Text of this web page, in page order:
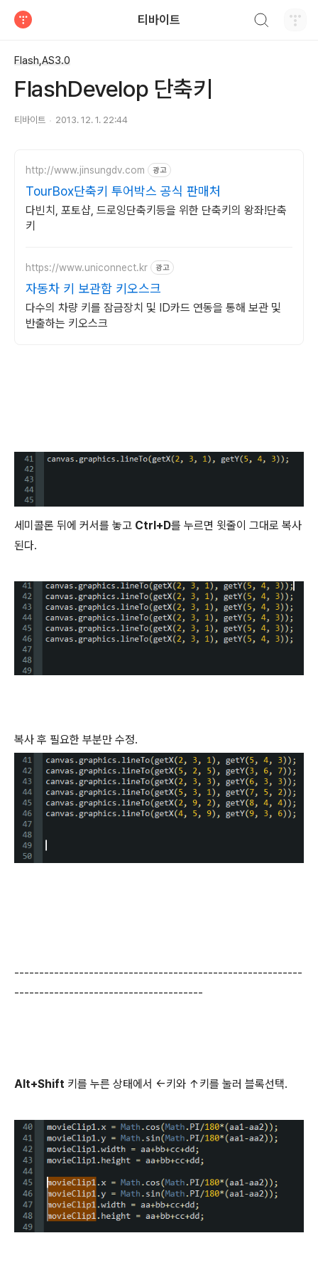
티바이트
Flash,AS3.0
FlashDevelop 단축키
티바이트 2013. 12. 1. 22:44
http://www.jinsungdv.com 광고
TourBox단축키 투어박스 공식 판매처
다빈치, 포토샵, 드로잉단축키등을 위한 단축키의 왕좌!단축
키
https://www.uniconnect.kr 광고
자동차 키 보관함 키오스크
다수의 차량 키를 잠금장치 및 ID카드 연동을 통해 보관 및
반출하는 키오스크
세미콜론 뒤에 커서를 놓고 Ctrl+D를 누르면 윗줄이 그대로 복사
된다.
복사 후 필요한 부분만 수정.
----------------------------------------------------------
--------------------------------------
Alt+Shift 키를 누른 상태에서 ←키와 ↑키를 눌러 블록선택.